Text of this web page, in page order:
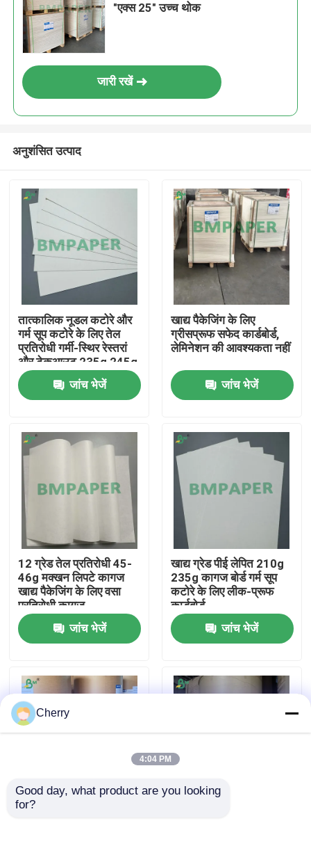
होम
हमारे बारे में
फैक्टरी यात्रा
गुणवत्ता नियंत्रण
हमसे संपर्क करें
समाचार
सीएडी प्लॉटर पेपर
"एक्स 25" उच्च थोक
जारी रखें
अनुशंसित उत्पाद
तात्कालिक नूडल कटोरे और
गर्म सूप कटोरे के लिए तेल
प्रतिरोधी गर्मी-स्थिर रेस्तरां
और टेकआउट 235g 245g
सूप कंटेनर कार्डबोर्ड
जांच भेजें
खाद्य पैकेजिंग के लिए
ग्रीसप्रूफ सफेद कार्डबोर्ड,
लेमिनेशन की आवश्यकता नहीं
जांच भेजें
12 ग्रेड तेल प्रतिरोधी 45-
46g मक्खन लिपटे कागज
खाद्य पैकेजिंग के लिए वसा
प्रतिरोधी कागज
जांच भेजें
खाद्य ग्रेड पीई लेपित 210g
235g कागज बोर्ड गर्म सूप
कटोरे के लिए लीक-प्रूफ
कार्डबोर्ड
जांच भेजें
210gsm+18gsm पीई
Cherry
4:04 PM
Good day, what product are you looking
for?